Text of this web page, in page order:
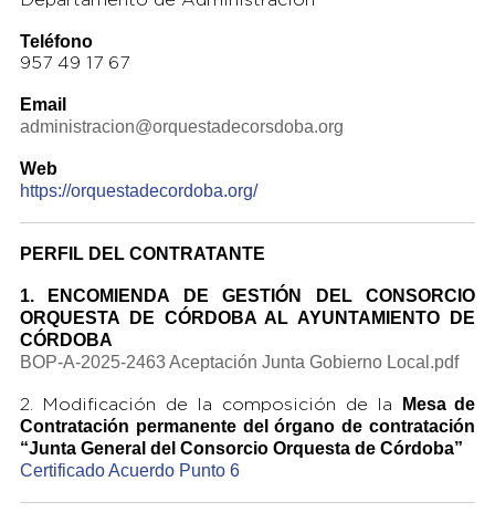
Teléfono
957 49 17 67
Email
administracion@orquestadecorsdoba.org
Web
https://orquestadecordoba.org/
PERFIL DEL CONTRATANTE
1. ENCOMIENDA DE GESTIÓN DEL CONSORCIO
ORQUESTA DE CÓRDOBA AL AYUNTAMIENTO DE
CÓRDOBA
BOP-A-2025-2463 Aceptación Junta Gobierno Local.pdf
2. Modificación de la composición de la
Mesa de
Contratación permanente del órganode contratación
“Junta General del Consorcio Orquesta de Córdoba”
Certificado Acuerdo Punto 6